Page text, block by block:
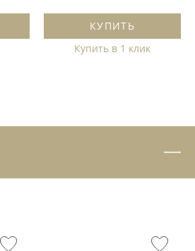
КУПИТЬ
Купить в 1 клик